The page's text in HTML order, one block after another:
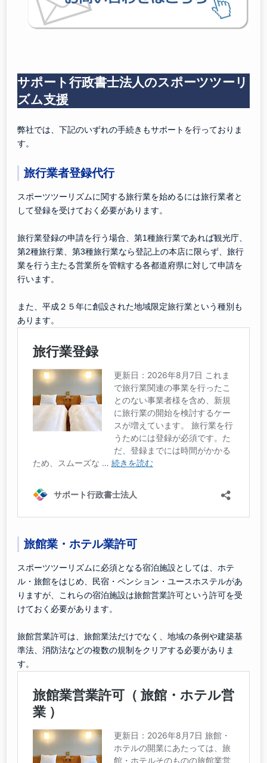
サポート行政書士法人のスポーツツーリ
ズム支援
弊社では、下記のいずれの手続きもサポートを行っておりま
す。
旅行業者登録代行
スポーツツーリズムに関する旅行業を始めるには旅行業者と
して登録を受けておく必要があります。
旅行業登録の申請を行う場合、第1種旅行業であれば観光庁、
第2種旅行業、第3種旅行業なら登記上の本店に限らず、旅行
業を行う主たる営業所を管轄する各都道府県に対して申請を
行います。
また、平成２５年に創設された地域限定旅行業という種別も
あります。
旅館業・ホテル業許可
スポーツツーリズムに必須となる宿泊施設としては、ホテ
ル・旅館をはじめ、民宿・ペンション・ユースホステルがあ
りますが、これらの宿泊施設は旅館営業許可という許可を受
けておく必要があります。
旅館営業許可は、旅館業法だけでなく、地域の条例や建築基
準法、消防法などの複数の規制をクリアする必要がありま
す。